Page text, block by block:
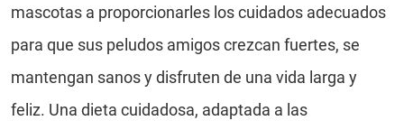
mascotas a proporcionarles los cuidados adecuados
para que sus peludos amigos crezcan fuertes, se
mantengan sanos y disfruten de una vida larga y
feliz. Una dieta cuidadosa, adaptada a las